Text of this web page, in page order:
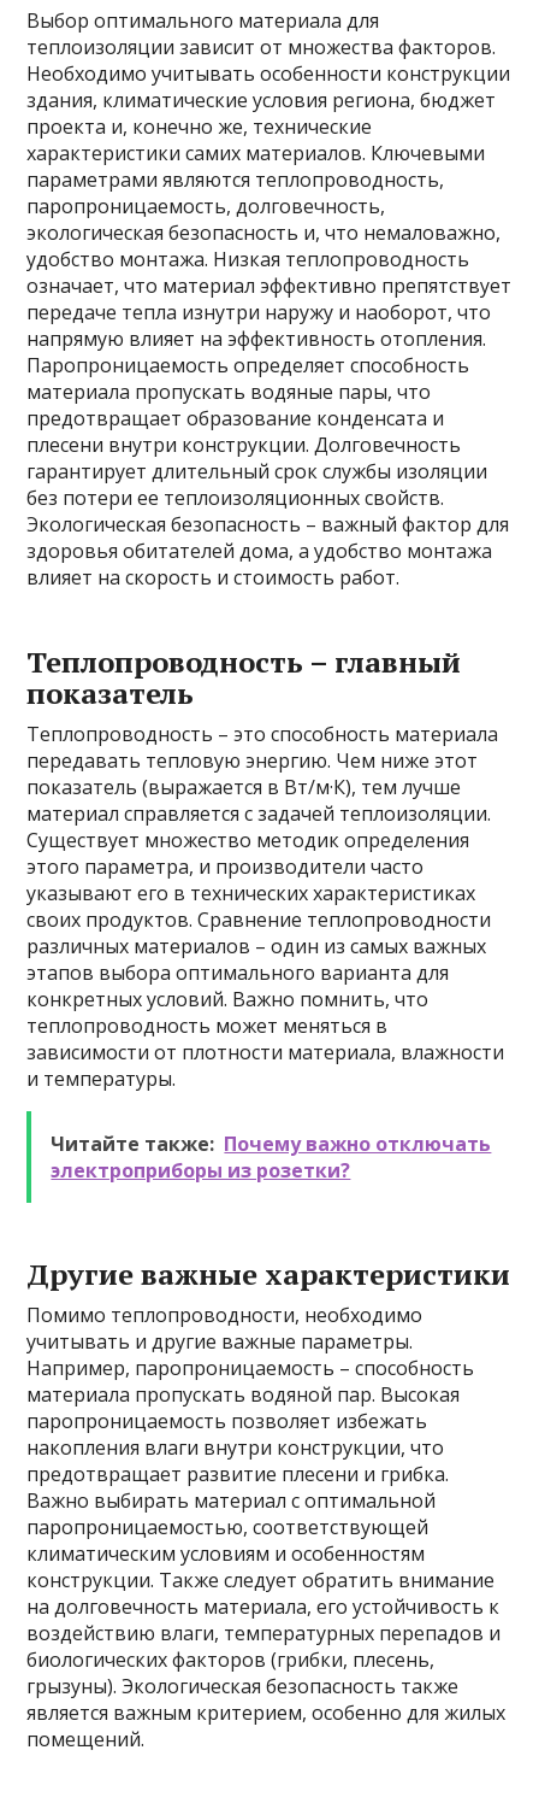
Выбор оптимального материала для
теплоизоляции зависит от множества факторов.
Необходимо учитывать особенности конструкции
здания, климатические условия региона, бюджет
проекта и, конечно же, технические
характеристики самих материалов. Ключевыми
параметрами являются теплопроводность,
паропроницаемость, долговечность,
экологическая безопасность и, что немаловажно,
удобство монтажа. Низкая теплопроводность
означает, что материал эффективно препятствует
передаче тепла изнутри наружу и наоборот, что
напрямую влияет на эффективность отопления.
Паропроницаемость определяет способность
материала пропускать водяные пары, что
предотвращает образование конденсата и
плесени внутри конструкции. Долговечность
гарантирует длительный срок службы изоляции
без потери ее теплоизоляционных свойств.
Экологическая безопасность – важный фактор для
здоровья обитателей дома, а удобство монтажа
влияет на скорость и стоимость работ.
Теплопроводность – главный
показатель
Теплопроводность – это способность материала
передавать тепловую энергию. Чем ниже этот
показатель (выражается в Вт/м·К), тем лучше
материал справляется с задачей теплоизоляции.
Существует множество методик определения
этого параметра, и производители часто
указывают его в технических характеристиках
своих продуктов. Сравнение теплопроводности
различных материалов – один из самых важных
этапов выбора оптимального варианта для
конкретных условий. Важно помнить, что
теплопроводность может меняться в
зависимости от плотности материала, влажности
и температуры.
Читайте также: Почему важно отключать
электроприборы из розетки?
Другие важные характеристики
Помимо теплопроводности, необходимо
учитывать и другие важные параметры.
Например, паропроницаемость – способность
материала пропускать водяной пар. Высокая
паропроницаемость позволяет избежать
накопления влаги внутри конструкции, что
предотвращает развитие плесени и грибка.
Важно выбирать материал с оптимальной
паропроницаемостью, соответствующей
климатическим условиям и особенностям
конструкции. Также следует обратить внимание
на долговечность материала, его устойчивость к
воздействию влаги, температурных перепадов и
биологических факторов (грибки, плесень,
грызуны). Экологическая безопасность также
является важным критерием, особенно для жилых
помещений.